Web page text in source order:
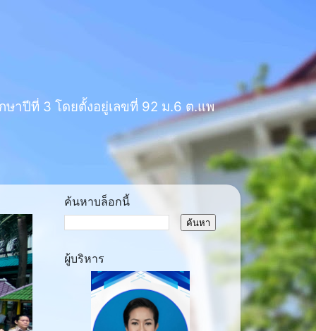
าปีที่ 3 โดยตั้งอยู่เลขที่ 92 ม.6 ต.แพ
ค้นหาบล็อกนี้
ผู้บริหาร